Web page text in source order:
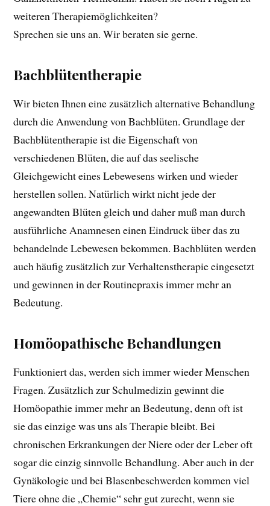
weiteren Therapiemöglichkeiten?
Sprechen sie uns an. Wir beraten sie gerne.
Bachblütentherapie
Wir bieten Ihnen eine zusätzlich alternative Behandlung
durch die Anwendung von Bachblüten. Grundlage der
Bachblütentherapie ist die Eigenschaft von
verschiedenen Blüten, die auf das seelische
Gleichgewicht eines Lebewesens wirken und wieder
herstellen sollen. Natürlich wirkt nicht jede der
angewandten Blüten gleich und daher muß man durch
ausführliche Anamnesen einen Eindruck über das zu
behandelnde Lebewesen bekommen. Bachblüten werden
auch häufig zusätzlich zur Verhaltenstherapie eingesetzt
und gewinnen in der Routinepraxis immer mehr an
Bedeutung.
Homöopathische Behandlungen
Funktioniert das, werden sich immer wieder Menschen
Fragen. Zusätzlich zur Schulmedizin gewinnt die
Homöopathie immer mehr an Bedeutung, denn oft ist
sie das einzige was uns als Therapie bleibt. Bei
chronischen Erkrankungen der Niere oder der Leber oft
sogar die einzig sinnvolle Behandlung. Aber auch in der
Gynäkologie und bei Blasenbeschwerden kommen viel
Tiere ohne die „Chemie“ sehr gut zurecht, wenn sie